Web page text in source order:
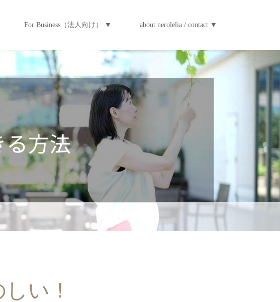
For Business（法人向け） ▼ about nerolelia / contact ▼
い！